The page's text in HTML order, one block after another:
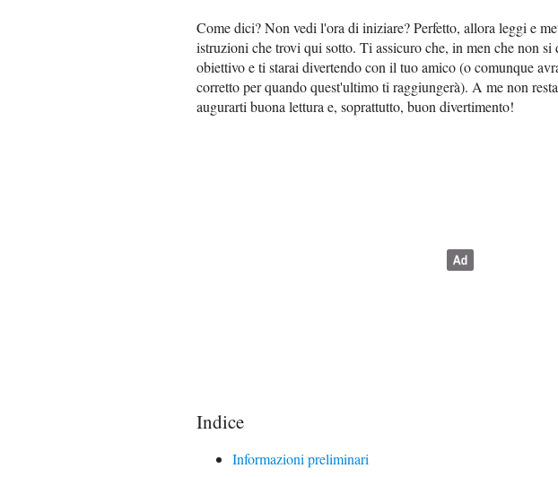
Come dici? Non vedi l'ora di iniziare? Perfetto, allora leggi e
istruzioni che trovi qui sotto. Ti assicuro che, in men che non
obiettivo e ti starai divertendo con il tuo amico (o comunque
corretto per quando quest'ultimo ti raggiungerà). A me non
augurarti buona lettura e, soprattutto, buon divertimento!
Indice
Informazioni preliminari